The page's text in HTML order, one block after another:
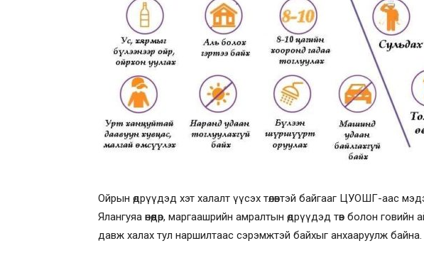
Ойрын өдрүүдэд хэт халалт үүсэх төлөвтэй байгааг ЦУОШГ-аас
Ялангуяа өнөөдөр, маргаашрийн амралтын өдрүүдэд төв болон
давж халах тул наршилтаас сэрэмжтэй байхыг анхааруулж байна.